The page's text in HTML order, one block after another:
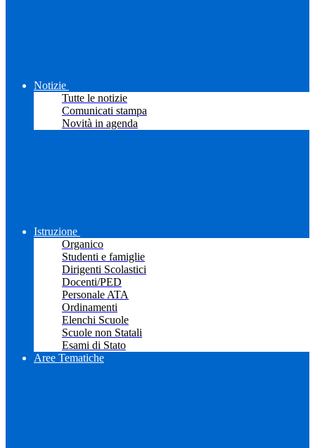
Notizie
Tutte le notizie
Comunicati stampa
Novità in agenda
Istruzione
Organico
Studenti e famiglie
Dirigenti Scolastici
Docenti/PED
Personale ATA
Ordinamenti
Elenchi Scuole
Scuole non Statali
Esami di Stato
Aree Tematiche